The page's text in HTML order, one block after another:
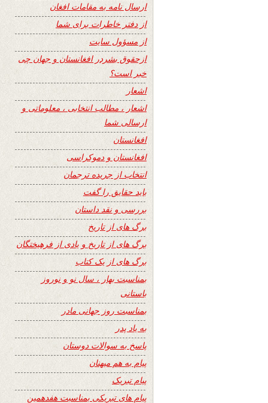
ارسال نامه به مقامات افغان
از دفتر خاطرات برای شما
از مسؤول سایت
ازحقوق بشردر افغانستان و جهان چی
خبر است؟
اشعار
اشعار ، مطالب انتخابی ، معلوماتی و
ارسالی شما
افغانستان
افغانستان و دموکراسی
انتخاب از جریده ترجمان
باید حقایق را گفت
بررسی و نقد داستان
برگ های از تاریخ
برگ های از تاریخ و یادی از فرهیختگان
برگ های از یک کتاب
بمناسبت بهار ، سال نو و نوروز
باستانی
بمناسبت روز جهانی مادر
به یاد پدر
پاسخ به سوالات دوستان
پیام به هم میهنان
پیام تبریک
پیام های تبریکی بمناسبت هفدهمین